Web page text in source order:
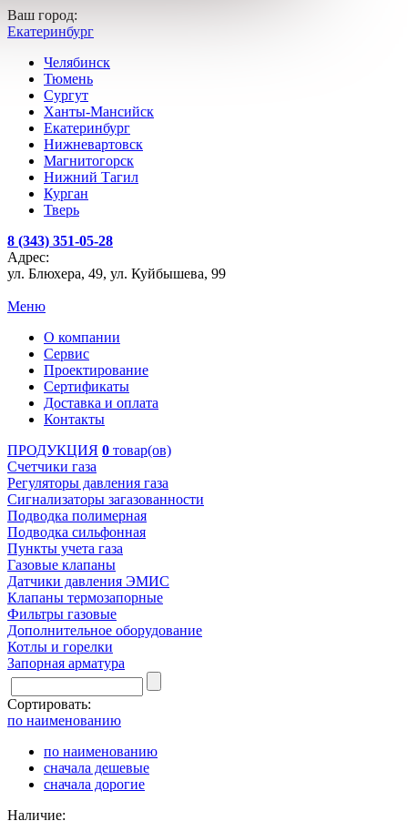
Ваш город:
Екатеринбург
Челябинск
Тюмень
Сургут
Ханты-Мансийск
Екатеринбург
Нижневартовск
Магнитогорск
Нижний Тагил
Курган
Тверь
8 (343) 351-05-28
Адрес:
ул. Блюхера, 49, ул. Куйбышева, 99
Меню
О компании
Сервис
Проектирование
Сертификаты
Доставка и оплата
Контакты
ПРОДУКЦИЯ 0 товар(ов)
Счетчики газа
Регуляторы давления газа
Сигнализаторы загазованности
Подводка полимерная
Подводка сильфонная
Пункты учета газа
Газовые клапаны
Датчики давления ЭМИС
Клапаны термозапорные
Фильтры газовые
Дополнительное оборудование
Котлы и горелки
Запорная арматура
Сортировать:
по наименованию
по наименованию
сначала дешевые
сначала дорогие
Наличие: